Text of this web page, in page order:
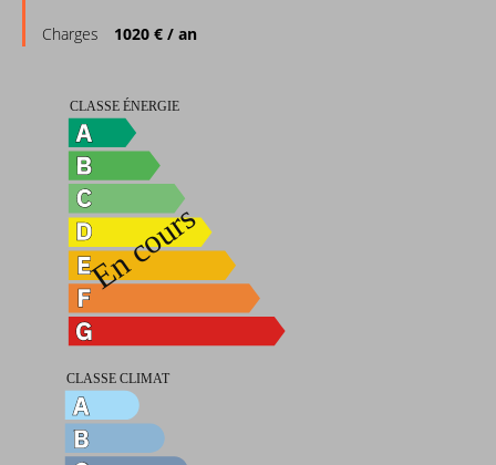
Charges 1020 € / an